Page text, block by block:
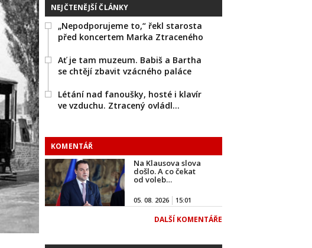
NEJČTENĚJŠÍ ČLÁNKY
„Nepodporujeme to,“ řekl starosta
před koncertem Marka Ztraceného
Ať je tam muzeum. Babiš a Bartha
se chtějí zbavit vzácného paláce
Létání nad fanoušky, hosté i klavír
ve vzduchu. Ztracený ovládl…
KOMENTÁŘ
Na Klausova slova
došlo. A co čekat
od voleb…
05. 08. 2026 15:01
DALŠÍ KOMENTÁŘE